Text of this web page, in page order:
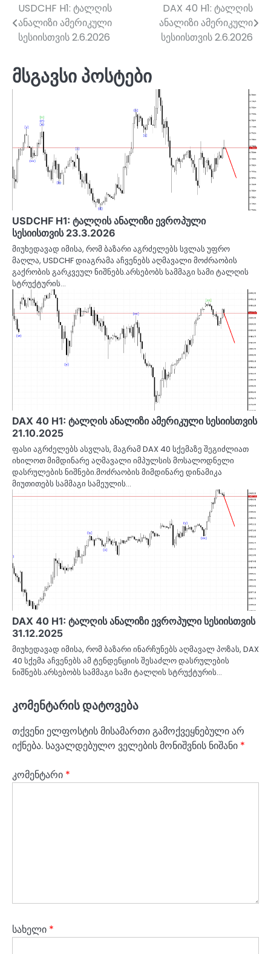
პოსტის
ნავიგაცია
USDCHF H1: ტალღის
ანალიზი ამერიკული
სესიისთვის 2.6.2026
DAX 40 H1: ტალღის
ანალიზი ამერიკული
სესიისთვის 2.6.2026
მსგავსი პოსტები
USDCHF H1: ტალღის ანალიზი ევროპული
სესიისთვის 23.3.2026
მიუხედავად იმისა, რომ ბაზარი აგრძელებს სვლას უფრო
მაღლა, USDCHF დიაგრამა აჩვენებს აღმავალი მოძრაობის
გაქრობის გარკვეულ ნიშნებს.არსებობს სამმაგი სამი ტალღის
სტრუქტურის…
DAX 40 H1: ტალღის ანალიზი ამერიკული სესიისთვის
21.10.2025
ფასი აგრძელებს ასვლას, მაგრამ DAX 40 სქემაზე შეგიძლიათ
იხილოთ მიმდინარე აღმავალი იმპულსის მოსალოდნელი
დასრულების ნიშნები.მოძრაობის მიმდინარე დინამიკა
მიუთითებს სამმაგი სამეულის…
DAX 40 H1: ტალღის ანალიზი ევროპული სესიისთვის
31.12.2025
მიუხედავად იმისა, რომ ბაზარი ინარჩუნებს აღმავალ პოზას, DAX
40 სქემა აჩვენებს ამ ტენდენციის შესაძლო დასრულების
ნიშნებს.არსებობს სამმაგი სამი ტალღის სტრუქტურის…
კომენტარის დატოვება
თქვენი ელფოსტის მისამართი გამოქვეყნებული არ
იქნება. სავალდებულო ველების მონიშვნის ნიშანი *
კომენტარი *
სახელი *